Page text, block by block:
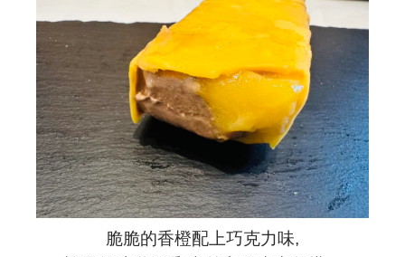
脆脆的香橙配上巧克力味,